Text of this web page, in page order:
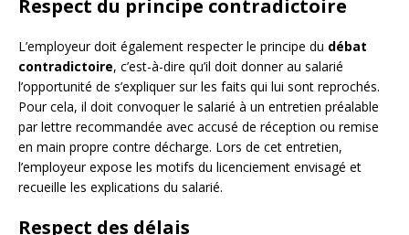
Respect du principe contradictoire
L’employeur doit également respecter le principe du débat
contradictoire, c’est-à-dire qu’il doit donner au salarié
l’opportunité de s’expliquer sur les faits qui lui sont reprochés.
Pour cela, il doit convoquer le salarié à un entretien préalable
par lettre recommandée avec accusé de réception ou remise
en main propre contre décharge. Lors de cet entretien,
l’employeur expose les motifs du licenciement envisagé et
recueille les explications du salarié.
Respect des délais